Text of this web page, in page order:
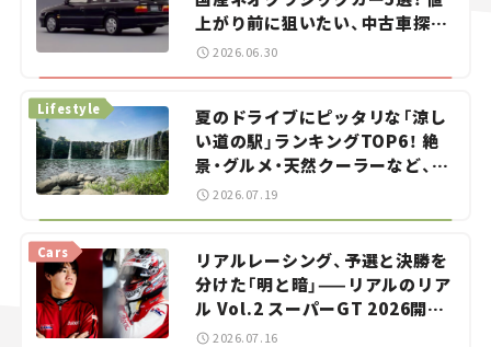
上がり前に狙いたい、中古車探し
をお手伝い――ちょっとイケてるマ
2026.06.30
夏のドライブにピッタリな「涼し
い道の駅」ランキングTOP6！ 絶
景・グルメ・天然クーラーなど、避
暑におすすめのスポットを紹介
【道の駅マニアの推し駅ガイド】
Lifestyle
2026.07.19
リアルレーシング、予選と決勝を
分けた「明と暗」——リアルのリア
ル Vol.2 スーパーGT 2026開幕
戦 岡山国際サーキット
Cars
2026.07.16